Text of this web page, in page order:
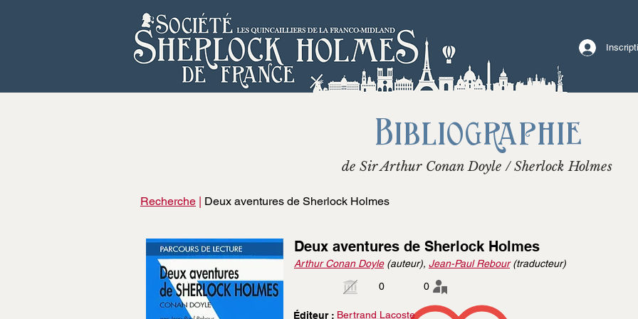
Bibliographie
de Sir Arthur Conan Doyle / Sherlock Holmes
Recherche | Deux aventures de Sherlock Holmes
Deux aventures de Sherlock Holmes
Arthur Conan Doyle(auteur), Jean-Paul Rebour(traducteur)
0
0
Éditeur : Bertrand Lacoste